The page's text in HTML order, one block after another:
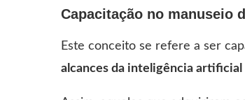
Capacitação no manuseio
Este conceito se refere a ser
alcances da inteligência artificial